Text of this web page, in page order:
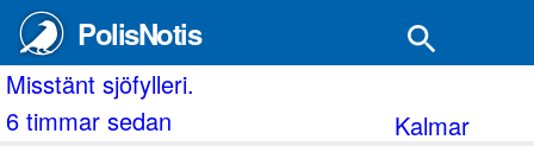
PolisNotis
sjöfylleri.
sedan
Kalmar